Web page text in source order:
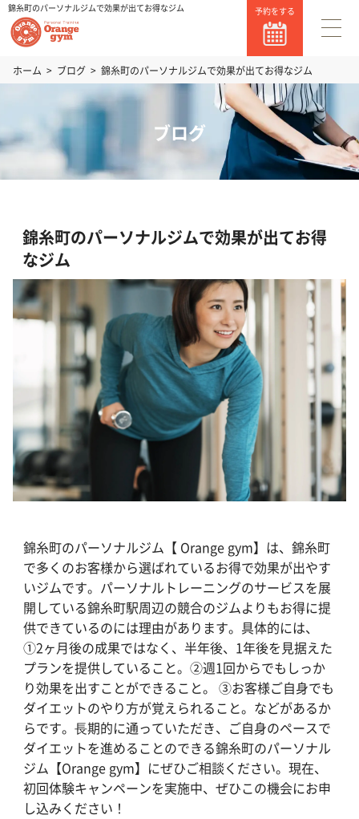
錦糸町のパーソナルジムで効果が出てお得なジム 予約をする
ホーム ブログ 錦糸町のパーソナルジムで効果が出てお得なジム
ブログ
錦糸町のパーソナルジムで効果が出てお得
なジム
錦糸町のパーソナルジム【 Orange gym】は、錦糸町
で多くのお客様から選ばれているお得で効果が出やす
いジムです。パーソナルトレーニングのサービスを展
開している錦糸町駅周辺の競合のジムよりもお得に提
供できているのには理由があります。具体的には、
①2ヶ月後の成果ではなく、半年後、1年後を見据えた
プランを提供していること。②週1回からでもしっか
り効果を出すことができること。 ③お客様ご自身でも
ダイエットのやり方が覚えられること。などがあるか
らです。⻑期的に通っていただき、ご自身のペースで
ダイエットを進めることのできる錦糸町のパーソナル
ジム【Orange gym】にぜひご相談ください。現在、
初回体験キャンペーンを実施中、ぜひこの機会にお申
し込みください！